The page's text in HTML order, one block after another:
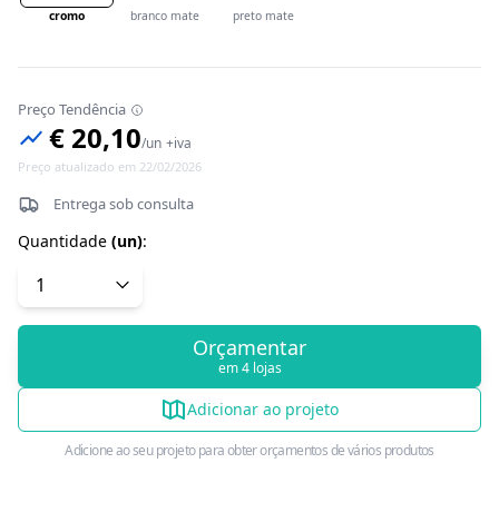
cromo branco mate preto mate
Preço Tendência
€ 20,10/un +iva
Preço atualizado em 22/02/2026
Entrega sob consulta
Quantidade (un):
Orçamentar
em 4 lojas
Adicionar ao projeto
Adicione ao seu projeto para obter orçamentos de vários produtos